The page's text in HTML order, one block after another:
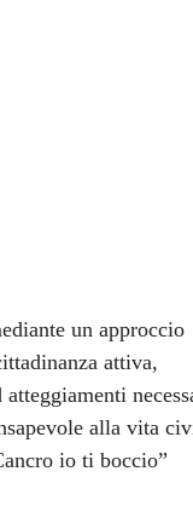
un approccio
attiva,
alla vita
io ti boccio”